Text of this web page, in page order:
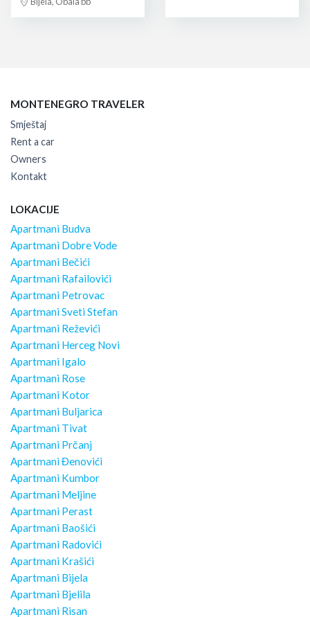
MONTENEGRO TRAVELER
Smještaj
Rent a car
Owners
Kontakt
LOKACIJE
Apartmani Budva
Apartmani Dobre Vode
Apartmani Bečići
Apartmani Rafailovići
Apartmani Petrovac
Apartmani Sveti Stefan
Apartmani Reževići
Apartmani Herceg Novi
Apartmani Igalo
Apartmani Rose
Apartmani Kotor
Apartmani Buljarica
Apartmani Tivat
Apartmani Prčanj
Apartmani Đenovići
Apartmani Kumbor
Apartmani Meljine
Apartmani Perast
Apartmani Baošići
Apartmani Radovići
Apartmani Krašići
Apartmani Bijela
Apartmani Bjelila
Apartmani Risan